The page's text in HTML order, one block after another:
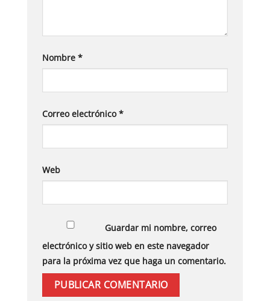
Nombre *
Correo electrónico*
Web
Guardar mi nombre, correo
electrónico y sitio web en este navegador
para la próxima vez que haga un comentario.